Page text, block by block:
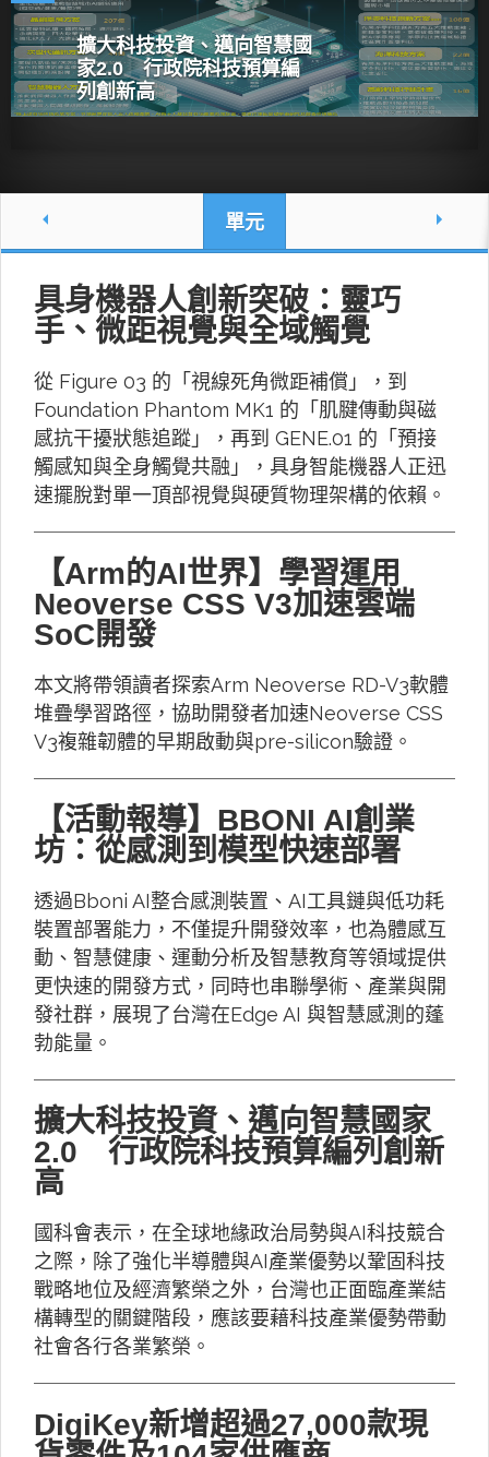
擴大科技投資、邁向智慧國
家2.0 行政院科技預算編
列創新高
單元
具身機器人創新突破：靈巧
手、微距視覺與全域觸覺
從 Figure 03 的「視線死角微距補償」，到
Foundation Phantom MK1 的「肌腱傳動與磁
感抗干擾狀態追蹤」，再到 GENE.01 的「預接
觸感知與全身觸覺共融」，具身智能機器人正迅
速擺脫對單一頂部視覺與硬質物理架構的依賴。
【Arm的AI世界】學習運用
Neoverse CSS V3加速雲端
SoC開發
本文將帶領讀者探索Arm Neoverse RD-V3軟體
堆疊學習路徑，協助開發者加速Neoverse CSS
V3複雜韌體的早期啟動與pre-silicon驗證。
【活動報導】BBONI AI創業
坊：從感測到模型快速部署
透過Bboni AI整合感測裝置、AI工具鏈與低功耗
裝置部署能力，不僅提升開發效率，也為體感互
動、智慧健康、運動分析及智慧教育等領域提供
更快速的開發方式，同時也串聯學術、產業與開
發社群，展現了台灣在Edge AI 與智慧感測的蓬
勃能量。
擴大科技投資、邁向智慧國家
2.0 行政院科技預算編列創新
高
國科會表示，在全球地緣政治局勢與AI科技競合
之際，除了強化半導體與AI產業優勢以鞏固科技
戰略地位及經濟繁榮之外，台灣也正面臨產業結
構轉型的關鍵階段，應該要藉科技產業優勢帶動
社會各行各業繁榮。
DigiKey新增超過27,000款現